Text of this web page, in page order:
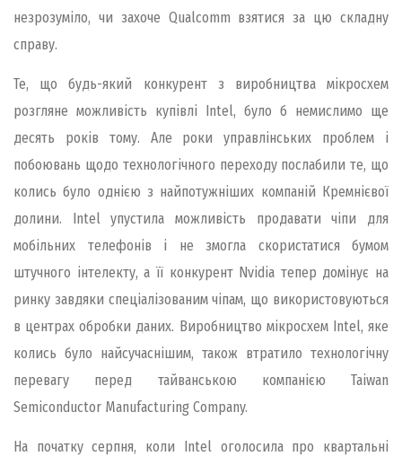
незрозуміло, чи захоче Qualcomm взятися за цю складну
справу.
Те, що будь-який конкурент з виробництва мікросхем
розгляне можливість купівлі Intel, було б немислимо ще
десять років тому. Але роки управлінських проблем і
побоювань щодо технологічного переходу послабили те, що
колись було однією з найпотужніших компаній Кремнієвої
долини. Intel упустила можливість продавати чіпи для
мобільних телефонів і не змогла скористатися бумом
штучного інтелекту, а її конкурент Nvidia тепер домінує на
ринку завдяки спеціалізованим чіпам, що використовуються
в центрах обробки даних. Виробництво мікросхем Intel, яке
колись було найсучаснішим, також втратило технологічну
перевагу перед тайванською компанією Taiwan
Semiconductor Manufacturing Company.
На початку серпня, коли Intel оголосила про квартальні